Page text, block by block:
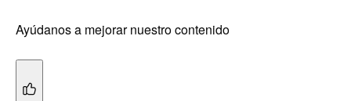
Ayúdanos a mejorar nuestro contenido